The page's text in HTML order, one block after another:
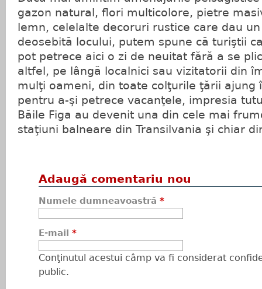
gazon natural, flori multicolore, pietre
lemn, celelalte decoruri rustice care dau
deosebită locului, putem spune că turiştii
pot petrece aici o zi de neuitat fără a se
altfel, pe lângă localnici sau vizitatorii din
mulţi oameni, din toate colţurile ţării ajung
pentru a-şi petrece vacanţele, impresia
Băile Figa au devenit una din cele mai
staţiuni balneare din Transilvania şi chiar
Adaugă comentariu nou
Numele dumneavoastră *
E-mail *
Conţinutul acestui câmp va fi considerat
public.